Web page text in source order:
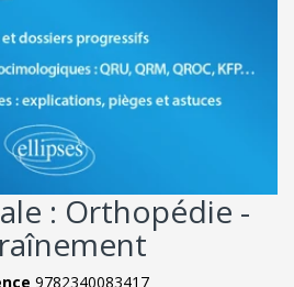
: Orthopédie -
9782340083417